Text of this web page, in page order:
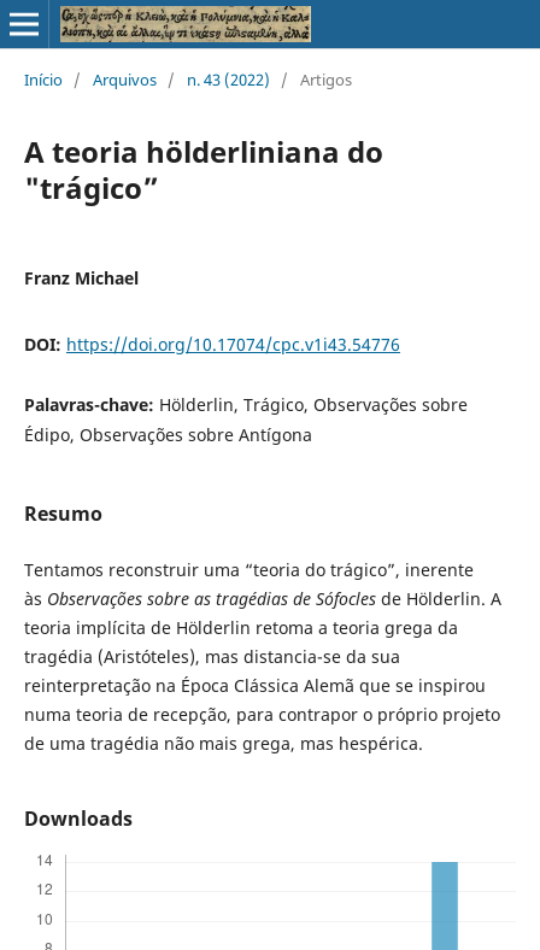
Início / Arquivos / n. 43 (2022) / Artigos
A teoria hölderliniana do
"trágico”
Franz Michael
DOI: https://doi.org/10.17074/cpc.v1i43.54776
Palavras-chave: Hölderlin, Trágico, Observações sobre
Édipo, Observações sobre Antígona
Resumo
Tentamos reconstruir uma “teoria do trágico”, inerente
às Observações sobre as tragédias de Sófoclesde Hölderlin. A
teoria implícita de Hölderlin retoma a teoria grega da
tragédia (Aristóteles), mas distancia-se da sua
reinterpretação na Época Clássica Alemã que se inspirou
numa teoria de recepção, para contrapor o próprio projeto
de uma tragédia não mais grega, mas hespérica.
Downloads